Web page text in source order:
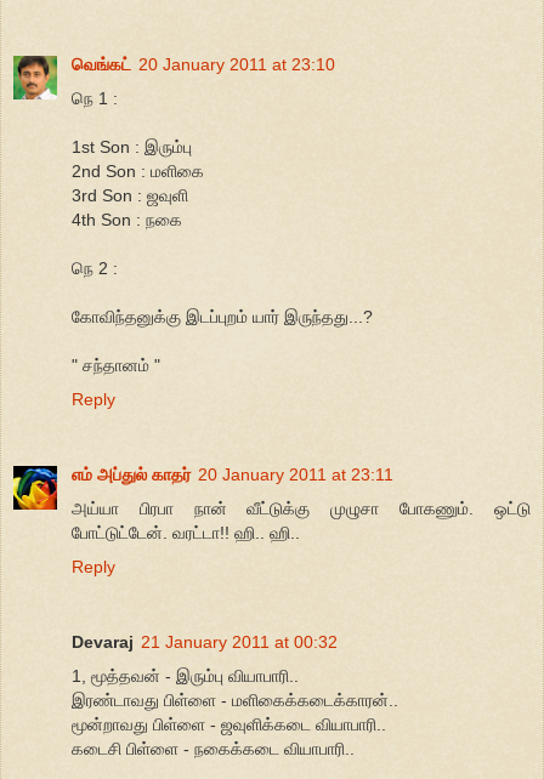
வெங்கட் 20 January 2011 at 23:10
நெ 1 :
1st Son : இரும்பு
2nd Son : மளிகை
3rd Son : ஜவுளி
4th Son : நகை
நெ 2 :
கோவிந்தனுக்கு இடப்புறம் யார் இருந்தது...?
" சந்தானம் "
Reply
எம் அப்துல் காதர் 20 January 2011 at 23:11
அய்யா பிரபா நான் வீட்டுக்கு முழுசா போகணும். ஒட்டு
போட்டுட்டேன். வரட்டா!! ஹி.. ஹி..
Reply
Devaraj 21 January 2011 at 00:32
1, மூத்தவன் - இரும்பு வியாபாரி..
இரண்டாவது பிள்ளை - மளிகைக்கடைக்காரன்..
மூன்றாவது பிள்ளை - ஜவுளிக்கடை வியாபாரி..
கடைசி பிள்ளை - நகைக்கடை வியாபாரி..